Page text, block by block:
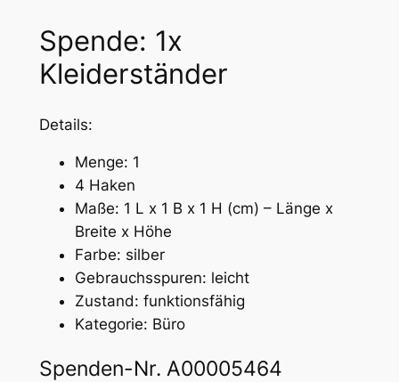
Spende: 1x
Kleiderständer
Details:
Menge: 1
4 Haken
Maße: 1 L x 1 B x 1 H (cm) – Länge x
Breite x Höhe
Farbe: silber
Gebrauchsspuren: leicht
Zustand: funktionsfähig
Kategorie: Büro
Spenden-Nr. A00005464